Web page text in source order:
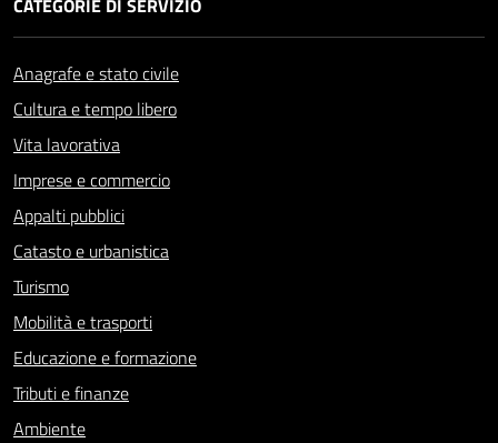
CATEGORIE DI SERVIZIO
Anagrafe e stato civile
Cultura e tempo libero
Vita lavorativa
Imprese e commercio
Appalti pubblici
Catasto e urbanistica
Turismo
Mobilità e trasporti
Educazione e formazione
Tributi e finanze
Ambiente